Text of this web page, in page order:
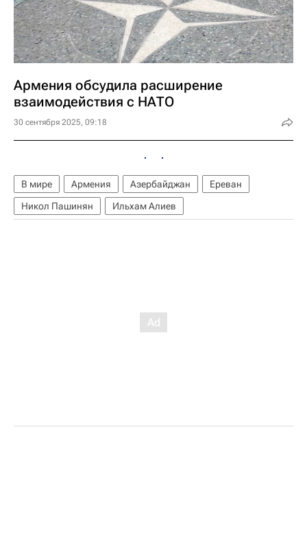
Армения обсудила расширение
взаимодействия с НАТО
30 сентября 2025, 09:18
В мире Армения Азербайджан
Ереван
Никол Пашинян
Ильхам Алиев